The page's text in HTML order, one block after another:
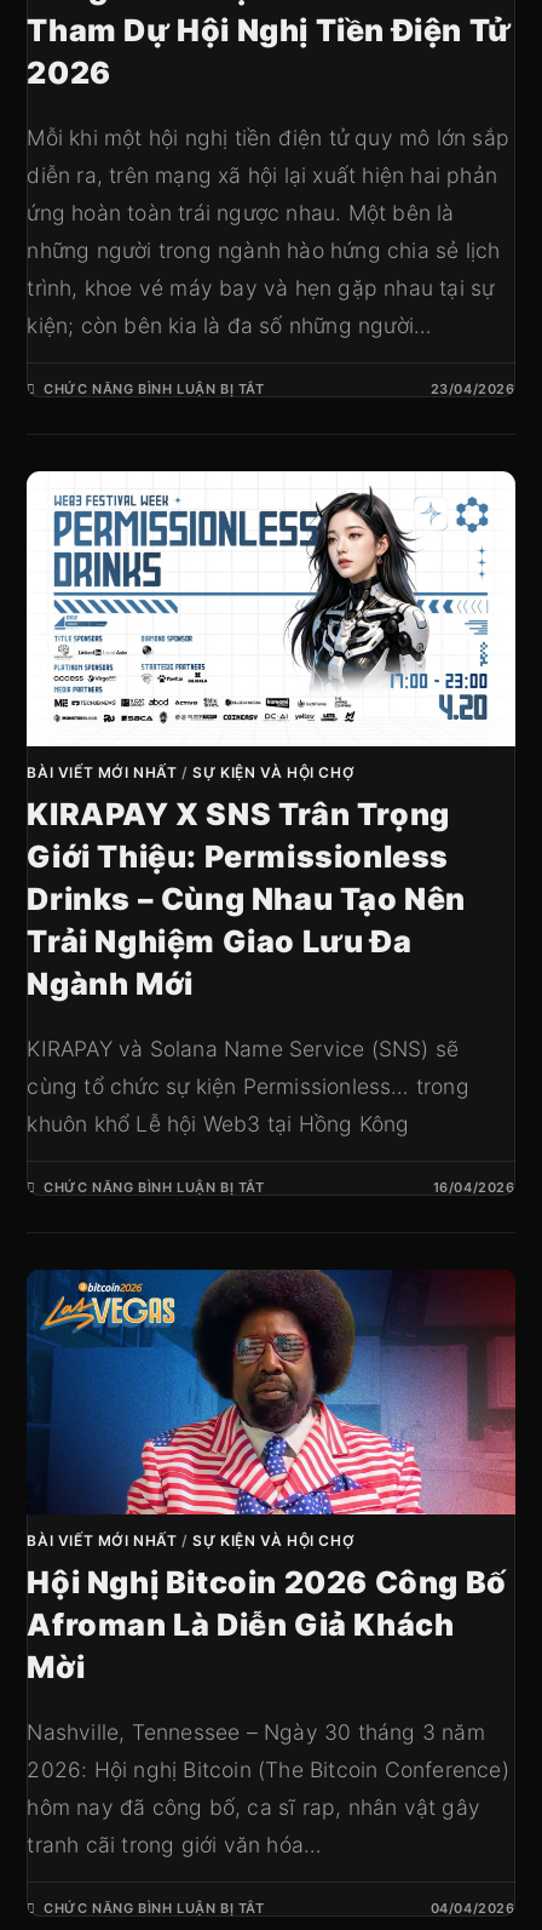
Tham Dự Hội Nghị Tiền Điện Tử
2026
Mỗi khi một hội nghị tiền điện tử quy mô lớn sắp
diễn ra, trên mạng xã hội lại xuất hiện hai phản
ứng hoàn toàn trái ngược nhau. Một bên là
những người trong ngành hào hứng chia sẻ lịch
trình, khoe vé máy bay và hẹn gặp nhau tại sự
kiện; còn bên kia là đa số những người…
CHỨC NĂNG BÌNH LUẬN BỊ TẮT 23/04/2026
BÀI VIẾT MỚI NHẤT /SỰ KIỆN VÀ HỘI CHỢ
KIRAPAY X SNS Trân Trọng
Giới Thiệu: Permissionless
Drinks – Cùng Nhau Tạo Nên
Trải Nghiệm Giao Lưu Đa
Ngành Mới
KIRAPAY và Solana Name Service (SNS) sẽ
cùng tổ chức sự kiện Permissionless… trong
khuôn khổ Lễ hội Web3 tại Hồng Kông
CHỨC NĂNG BÌNH LUẬN BỊ TẮT 16/04/2026
BÀI VIẾT MỚI NHẤT /SỰ KIỆN VÀ HỘI CHỢ
Hội Nghị Bitcoin 2026 Công Bố
Afroman Là Diễn Giả Khách
Mời
Nashville, Tennessee – Ngày 30 tháng 3 năm
2026: Hội nghị Bitcoin (The Bitcoin Conference)
hôm nay đã công bố, ca sĩ rap, nhân vật gây
tranh cãi trong giới văn hóa…
CHỨC NĂNG BÌNH LUẬN BỊ TẮT 04/04/2026